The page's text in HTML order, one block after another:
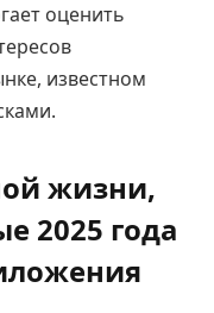
оценить
известном
жизни,
2025 года